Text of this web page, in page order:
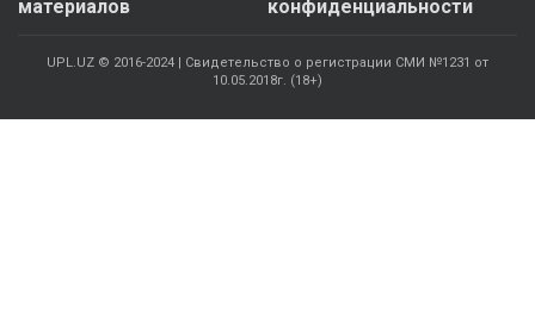
материалов
конфиденциальности
UPL.UZ © 2016-2024 | Свидетельство о регистрации СМИ №1231 от
10.05.2018г. (18+)